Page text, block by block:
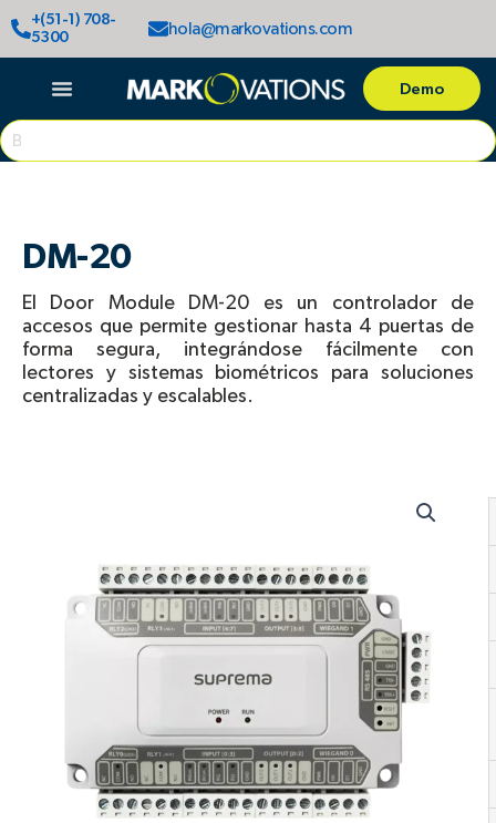
+(51-1) 708-
5300
hola@markovations.com
Demo
Search
DM-20
El Door Module DM-20 es un controlador de
accesos que permite gestionar hasta 4 puertas de
forma segura, integrándose fácilmente con
lectores y sistemas biométricos para soluciones
centralizadas y escalables.